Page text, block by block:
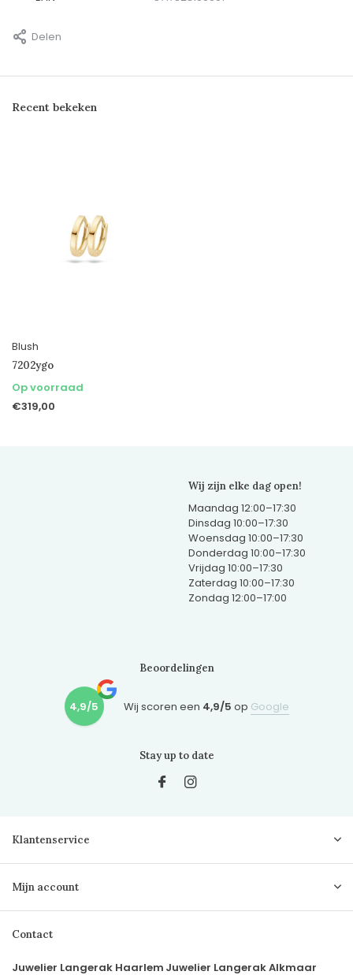
Delen
Recent bekeken
Blush
7202ygo
Op voorraad
€319,00
Wij zijn elke dag open!
Maandag 12:00–17:30
Dinsdag 10:00–17:30
Woensdag 10:00–17:30
Donderdag 10:00–17:30
Vrijdag 10:00–17:30
Zaterdag 10:00–17:30
Zondag 12:00–17:00
Beoordelingen
4,9/5 Wij scoren een 4,9/5 op Google
Stay up to date
Klantenservice
Mijn account
Contact
Juwelier Langerak Haarlem Juwelier Langerak Alkmaar